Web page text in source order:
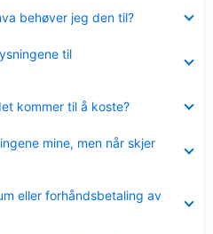
behøver jeg den til?
til
kommer til å koste?
mine, men når skjer
eller forhåndsbetaling av